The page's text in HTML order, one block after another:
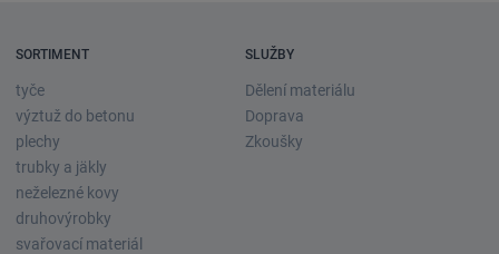
SORTIMENT
tyče
výztuž do betonu
plechy
trubky a jäkly
neželezné kovy
druhovýrobky
svařovací materiál
SLUŽBY
Dělení materiálu
Doprava
Zkoušky